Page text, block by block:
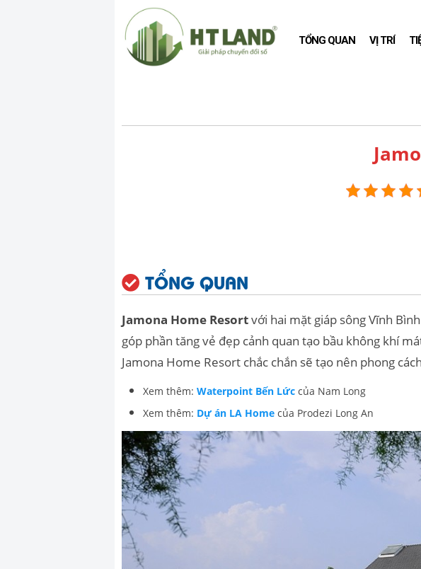
TỔNG QUAN VỊ TRÍ
TỔNG QUAN
Jamona Home Resortvới hai mặt giáp sông Vĩnh
góp phần tăng vẻ đẹp cảnh quan tạo bầu không khí
Jamona Home Resort chắc chắn sẽ tạo nên phong
Xem thêm: Waterpoint Bến Lức của Nam Long
Xem thêm: Dự án LA Home của Prodezi Long An